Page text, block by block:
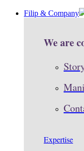
Filip & Company
We are
Expertise